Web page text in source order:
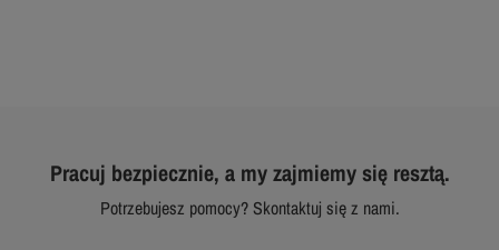
Pracuj bezpiecznie, a my zajmiemy się resztą.
Potrzebujesz pomocy? Skontaktuj się z nami.